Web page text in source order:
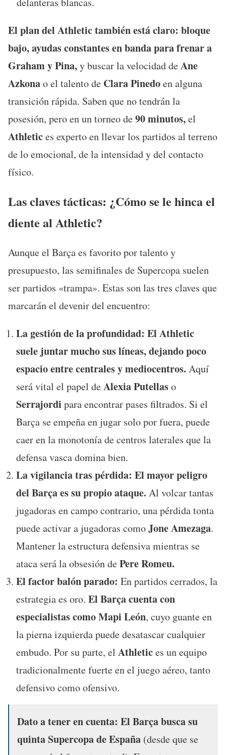
El plan del Athletic también está claro: bloque
bajo, ayudas constantes en banda para frenar a
Graham y Pina,y buscar la velocidad deAne
Azkonao el talento de Clara Pinedoen alguna
transición rápida. Saben que no tendrán la
posesión, pero en un torneo de90 minutos,el
Athletices experto en llevar los partidos al terreno
de lo emocional, de la intensidad y del contacto
físico.
Las claves tácticas: ¿Cómo se le hinca el
diente al Athletic?
Aunque el Barça es favorito por talento y
presupuesto, las semifinales de Supercopa suelen
ser partidos «trampa». Estas son las tres claves que
marcarán el devenir del encuentro:
La gestión de la profundidad: El Athletic
suele juntar mucho sus líneas, dejando poco
espacio entre centrales y mediocentros. Aquí
será vital el papel deAlexia Putellaso
Serrajordi para encontrar pases filtrados. Si el
Barça se empeña en jugar solo por fuera, puede
caer en la monotonía de centros laterales que la
defensa vasca domina bien.
La vigilancia tras pérdida: El mayor peligro
del Barça es su propio ataque. Al volcar tantas
jugadoras en campo contrario, una pérdida tonta
puede activar a jugadoras comoJone Amezaga.
Mantener la estructura defensiva mientras se
ataca será la obsesión dePere Romeu.
El factor balón parado: En partidos cerrados, la
estrategia es oro. El Barça cuenta con
especialistas comoMapi León, cuyo guante en
la pierna izquierda puede desatascar cualquier
embudo. Por su parte, el Athletices un equipo
tradicionalmente fuerte en el juego aéreo, tanto
defensivo como ofensivo.
Dato a tener en cuenta: El Barça busca su
quinta Supercopa de España (desde que se